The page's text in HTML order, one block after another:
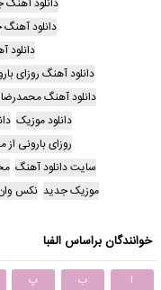
دانلود
دانلود
دانلود آهنگ روزای
دانلود آهنگ محمدرضا
دانلود موزیک
روزای بارونی
سایت دانلود آهنگ
موزیک جدید نکس
خوانندگان براساس الفبا
ا ب پ